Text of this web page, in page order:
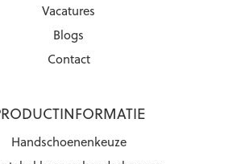
Vacatures
Blogs
Contact
Handschoenenkeuze